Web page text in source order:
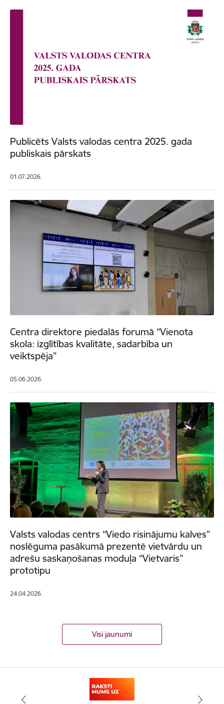
Publicēts Valsts valodas centra 2025. gada
publiskais pārskats
01.07.2026.
Centra direktore piedalās forumā “Vienota
skola: izglītības kvalitāte, sadarbība un
veiktspēja”
05.06.2026.
Valsts valodas centrs “Viedo risinājumu kalves”
noslēguma pasākumā prezentē vietvārdu un
adrešu saskaņošanas moduļa “Vietvaris”
prototipu
24.04.2026.
Visi jaunumi